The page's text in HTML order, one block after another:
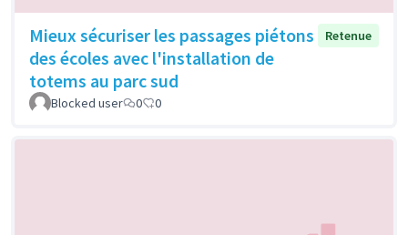
Mieux sécuriser les passages piétons
des écoles avec l'installation de
totems au parc sud
Retenue
Blocked user 0 0